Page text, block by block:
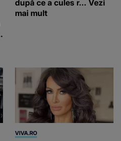
după ce a cules r... Vezi
mai mult
VIVA.RO